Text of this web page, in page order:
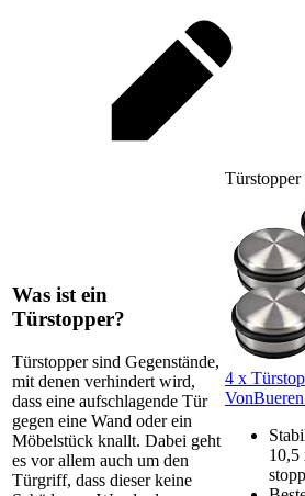
Was ist ein
Türstopper?
Türstopper sind Gegenstände,
mit denen verhindert wird,
dass eine aufschlagende Tür
gegen eine Wand oder ein
Möbelstück knallt. Dabei geht
es vor allem auch um den
Türgriff, dass dieser keine
Türstopper
4 x
10,5